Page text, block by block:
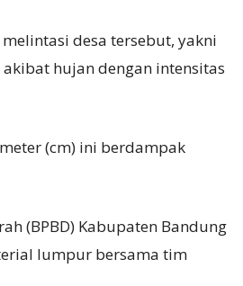
desa tersebut, yakni
hujan dengan intensitas
(cm) ini berdampak
(BPBD) Kabupaten Bandung
lumpur bersama tim